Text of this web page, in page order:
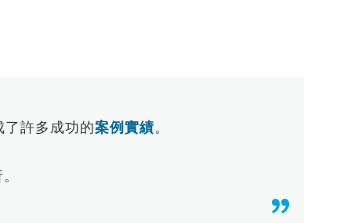
了許多成功的案例實績。